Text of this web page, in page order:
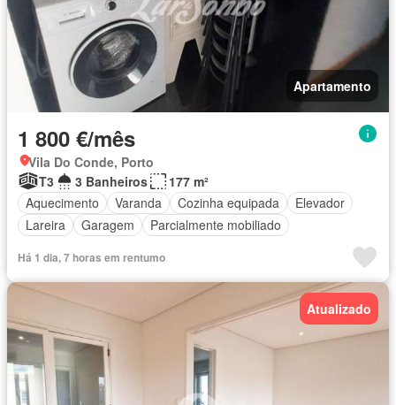
Apartamento
1 800 €/mês
Vila Do Conde, Porto
T3
3 Banheiros
177 m²
Aquecimento
Varanda Cozinha equipada
Elevador
Lareira
Garagem Parcialmente mobiliado
Há 1 dia, 7 horas em rentumo
Atualizado